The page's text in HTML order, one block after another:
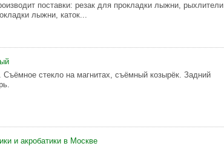
поставки: резак для прокладки лыжни, рыхлители
лыжни, каток...
стекло на магнитах, съёмный козырёк. Задний
и акробатики в Москве